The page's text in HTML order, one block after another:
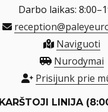
Darbo laikas:
Naviguoti
Nurodymai
Prisijunk prie
KARŠTOJI LINIJA